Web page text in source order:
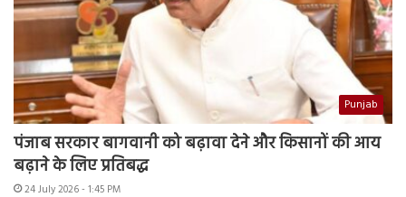
Punjab
पंजाब सरकार बागवानी को बढ़ावा देने और किसानों की आय
बढ़ाने के लिए प्रतिबद्ध
24 July 2026 - 1:45 PM